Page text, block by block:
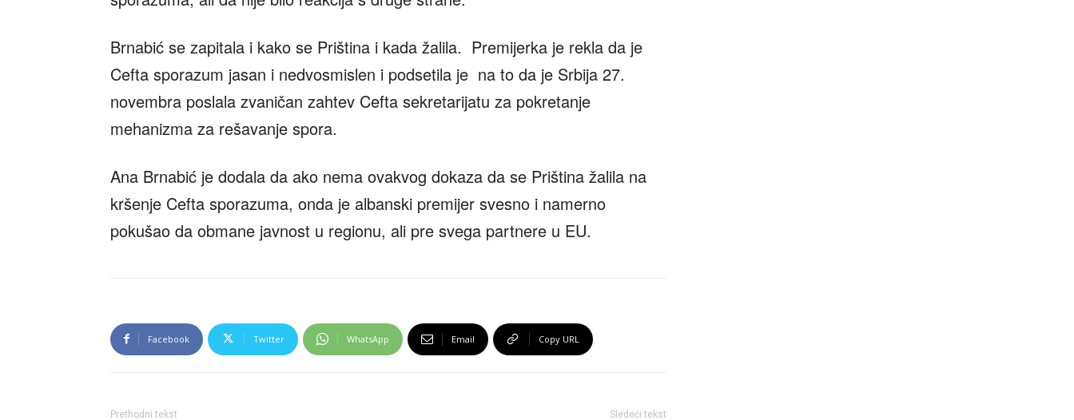
Brnabić se zapitala i kako se Priština i kada žalila. Premijerka je rekla da je
Cefta sporazum jasan i nedvosmislen i podsetila je na to da je Srbija 27.
novembra poslala zvaničan zahtev Cefta sekretarijatu za pokretanje
mehanizma za rešavanje spora.
Ana Brnabić je dodala da ako nema ovakvog dokaza da se Priština žalila na
kršenje Cefta sporazuma, onda je albanski premijer svesno i namerno
pokušao da obmane javnost u regionu, ali pre svega partnere u EU.
Facebook Twitter WhatsApp Email Copy URL
Prethodni tekst Sledeći tekst